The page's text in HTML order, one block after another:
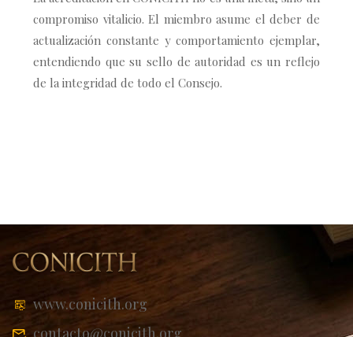
compromiso vitalicio. El miembro asume el deber de
actualización constante y comportamiento ejemplar,
entendiendo que su sello de autoridad es un reflejo
de la integridad de todo el Consejo.
www.conicith.org
contacto@conicith.org